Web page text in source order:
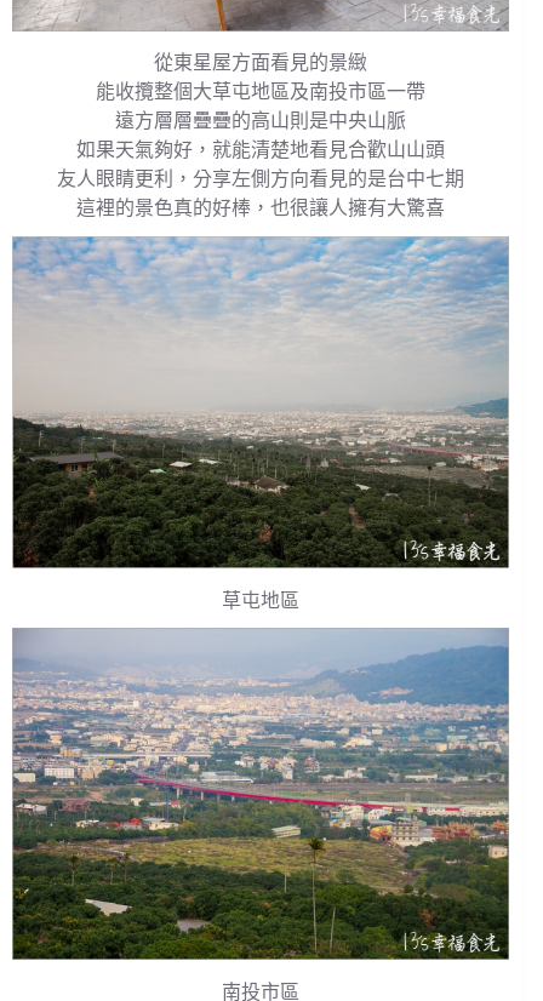
從東星屋方面看見的景緻
能收攬整個大草屯地區及南投市區一帶
遠方層層疊疊的高山則是中央山脈
如果天氣夠好，就能清楚地看見合歡山山頭
友人眼睛更利，分享左側方向看見的是台中七期
這裡的景色真的好棒，也很讓人擁有大驚喜
草屯地區
南投市區